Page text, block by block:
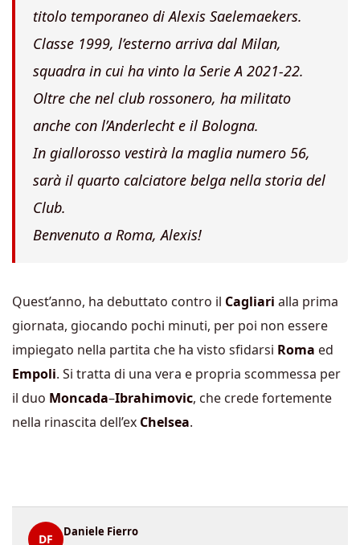
titolo temporaneo di Alexis Saelemaekers.
Classe 1999, l’esterno arriva dal Milan,
squadra in cui ha vinto la Serie A 2021-22.
Oltre che nel club rossonero, ha militato
anche con l’Anderlecht e il Bologna.
In giallorosso vestirà la maglia numero 56,
sarà il quarto calciatore belga nella storia del
Club.
Benvenuto a Roma, Alexis!
Quest’anno, ha debuttato contro il Cagliari alla prima
giornata, giocando pochi minuti, per poi non essere
impiegato nella partita che ha visto sfidarsi Roma ed
Empoli. Si tratta di una vera e propria scommessa per
il duo Moncada–Ibrahimovic, che crede fortemente
nella rinascita dell’ex Chelsea.
DF
Daniele Fierro